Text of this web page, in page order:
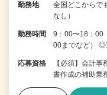
勤務地
全国どこからで
なし）
勤務時間
9：00〜18：00
00までなど）
応募資格
【必須】会計
書作成の補助業